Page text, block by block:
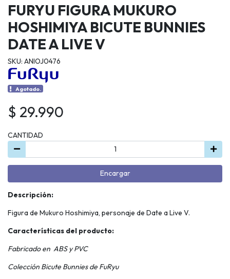
FURYU FIGURA MUKURO
HOSHIMIYA BICUTE BUNNIES
DATE A LIVE V
SKU: ANIOJ0476
Agotado.
$ 29.990
CANTIDAD
Encargar
Descripción:
Figura de Mukuro Hoshimiya, personaje de Date a Live V.
Características del producto:
Fabricado en ABS y PVC
Colección Bicute Bunnies de FuRyu